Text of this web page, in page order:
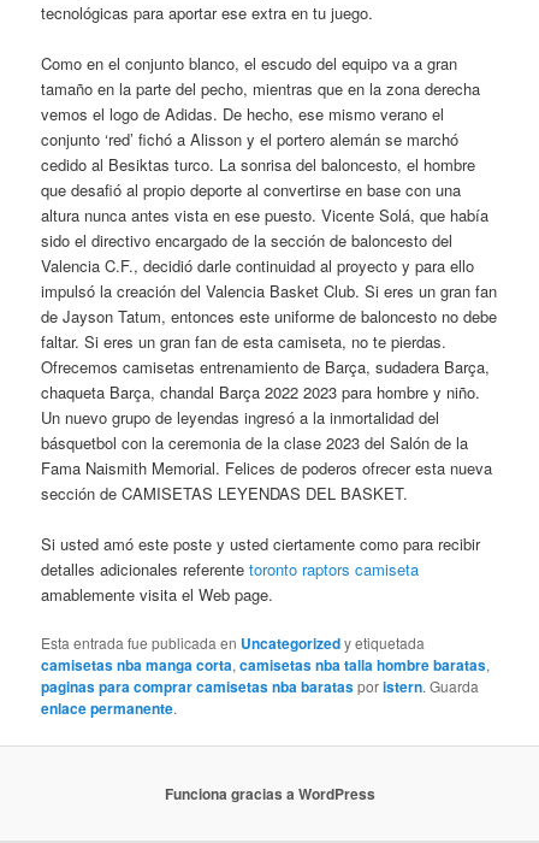
tecnológicas para aportar ese extra en tu juego.
Como en el conjunto blanco, el escudo del equipo va a gran
tamaño en la parte del pecho, mientras que en la zona derecha
vemos el logo de Adidas. De hecho, ese mismo verano el
conjunto ‘red’ fichó a Alisson y el portero alemán se marchó
cedido al Besiktas turco. La sonrisa del baloncesto, el hombre
que desafió al propio deporte al convertirse en base con una
altura nunca antes vista en ese puesto. Vicente Solá, que había
sido el directivo encargado de la sección de baloncesto del
Valencia C.F., decidió darle continuidad al proyecto y para ello
impulsó la creación del Valencia Basket Club. Si eres un gran fan
de Jayson Tatum, entonces este uniforme de baloncesto no debe
faltar. Si eres un gran fan de esta camiseta, no te pierdas.
Ofrecemos camisetas entrenamiento de Barça, sudadera Barça,
chaqueta Barça, chandal Barça 2022 2023 para hombre y niño.
Un nuevo grupo de leyendas ingresó a la inmortalidad del
básquetbol con la ceremonia de la clase 2023 del Salón de la
Fama Naismith Memorial. Felices de poderos ofrecer esta nueva
sección de CAMISETAS LEYENDAS DEL BASKET.
Si usted amó este poste y usted ciertamente como para recibir
detalles adicionales referentetoronto raptors camiseta
amablemente visita el Web page.
Esta entrada fue publicada en Uncategorizedy etiquetada
camisetas nba manga corta,camisetas nba talla hombre baratas,
paginas para comprar camisetas nba baratasporistern. Guarda
enlace permanente.
Funciona gracias a WordPress